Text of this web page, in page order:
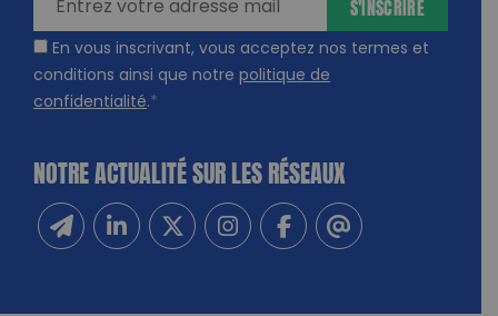
En vous inscrivant, vous acceptez nos termes et
conditions ainsi que notre politique de
confidentialité.*
NOTRE ACTUALITÉ SUR LES RÉSEAUX